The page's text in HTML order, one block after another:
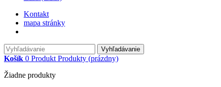
Kontakt
mapa stránky
Vyhľadávanie
Košík 0 Produkt Produkty (prázdny)
Žiadne produkty